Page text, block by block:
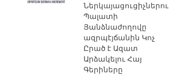
Ներկայացուցիչներու
Պալատի
Յանձնաժողովը
ազրպէյճանին Կոչ
Ըրած է Ազատ
Արձակելու Հայ
Գերիները